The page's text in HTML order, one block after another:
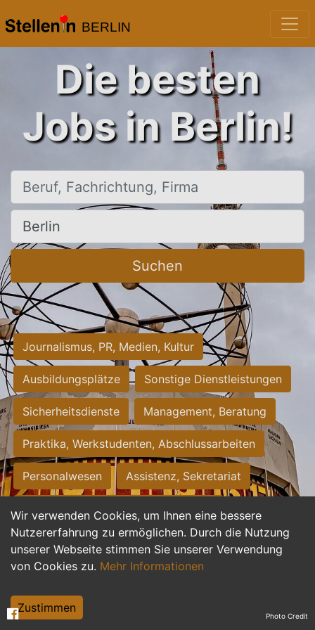
BERLIN
Wir verwenden Cookies, um Ihnen eine bessere
Nutzererfahrung zu ermöglichen. Durch die Nutzung
unserer Webseite stimmen Sie unserer Verwendung
von Cookies zu. Mehr Informationen
Zustimmen
Die besten
Jobs in Berlin!
Beruf, Fachrichtung, Firma
Ort, Stadt
Suchen
Journalismus, PR, Medien, Kultur
Ausbildungsplätze Sonstige Dienstleistungen
Sicherheitsdienste Management, Beratung
Praktika, Werkstudenten, Abschlussarbeiten
Personalwesen Assistenz, Sekretariat
Hilfskräfte, Aushilfs- und Nebenjobs
Einkauf, Logistik, Materialwirtschaft
Weiterbildung, Studium, duale Ausbildung
Tourismus
Photo Credit